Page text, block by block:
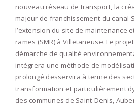
nouveau réseau de transport, la
majeur de franchissement du canal
l’extension du site de maintenance
rames (SMR) à Villetaneuse. Le
démarche de qualité
intégrera une méthode de
prolongé desservira à terme des
transformation et particulièrement
des communes de Saint-Denis,